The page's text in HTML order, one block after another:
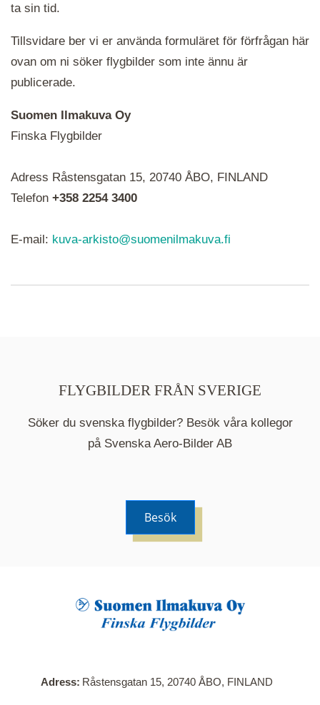
ikoner är det en serie i varje. Utplacerade bilder
syns som nålar istället.
När du klickar på en serie så öppnas en ny flik.
Här visas en karta över bilder med kända
ta sin tid.
Tillsvidare ber vi er använda formuläret för förfrågan här
ovan om ni söker flygbilder som inte ännu är
publicerade.
Suomen Ilmakuva Oy
Finska Flygbilder
Adress Råstensgatan 15, 20740 ÅBO, FINLAND
Telefon +358 2254 3400
E-mail: kuva-arkisto@suomenilmakuva.fi
FLYGBILDER FRÅN SVERIGE
Söker du svenska flygbilder? Besök våra kollegor
på Svenska Aero-Bilder AB
Besök
Adress Råstensgatan 15, 20740 ÅBO, FINLAND